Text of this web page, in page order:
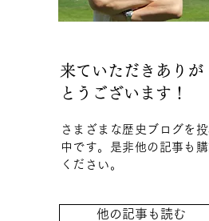
来ていただきありが
とうございます！
さまざまな歴史ブログを
中です。是非他の記事も
ください。
他の記事も読む